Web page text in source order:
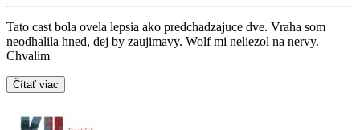
Tato cast bola ovela lepsia ako predchadzajuce dve. Vraha som
neodhalila hned, dej by zaujimavy. Wolf mi neliezol na nervy.
Chvalim
Čítať viac